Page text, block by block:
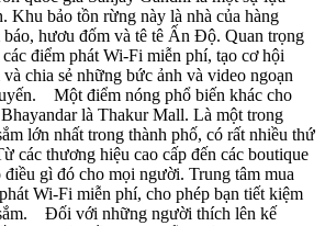
Khu bảo tồn rừng này là nhà của hàng
báo, hươu đốm và tê tê Ấn Độ. Quan trọng
điểm phát Wi-Fi miễn phí, tạo cơ hội
chia sẻ những bức ảnh và video ngoạn
Một điểm nóng phổ biến khác cho
là Thakur Mall. Là một trong
lớn nhất trong thành phố, có rất nhiều thứ
các thương hiệu cao cấp đến các boutique
gì đó cho mọi người. Trung tâm mua
Wi-Fi miễn phí, cho phép bạn tiết kiệm
Đối với những người thích lên kế